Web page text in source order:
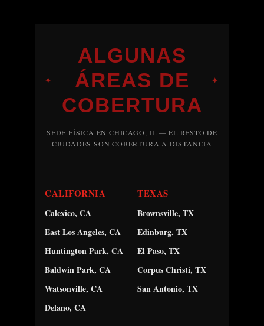
✦
ALGUNAS
ÁREAS DE
COBERTURA
✦
SEDE FÍSICA EN CHICAGO, IL — EL RESTO DE
CIUDADES SON COBERTURA A DISTANCIA
CALIFORNIA
Calexico, CA
East Los Angeles, CA
Huntington Park, CA
Baldwin Park, CA
Watsonville, CA
Delano, CA
TEXAS
Brownsville, TX
Edinburg, TX
El Paso, TX
Corpus Christi, TX
San Antonio, TX